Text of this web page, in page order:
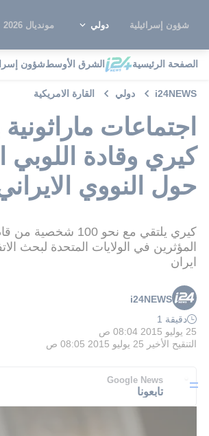
شؤون إسرائيلية دولي مونديال 2026
الصفحة الرئيسية الشرق الأوسطشؤون
i24NEWS دولي القارة الامريكية
اجتماعات
كيري وقادة اللوبي
حول النووي
كيري يلتقي مع نحو 100
المؤثرين في الولايات المتحدة لبحث
ايران
i24NEWS
دقيقة 1
25 يوليو 2015 08:04 ص
التنقيح الأخير 25 يوليو 2015 08:05 ص
Google News
تابعونا